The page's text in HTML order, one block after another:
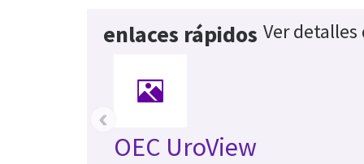
enlaces rápidos Ver
OEC UroView
‹